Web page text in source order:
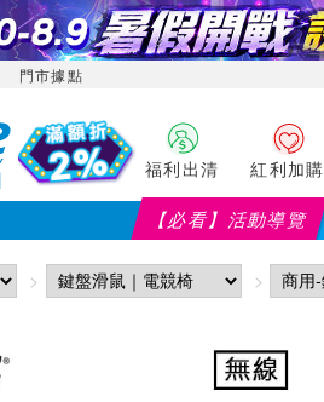
門市據點
福利出清 紅利加購
【必看】活動導覽